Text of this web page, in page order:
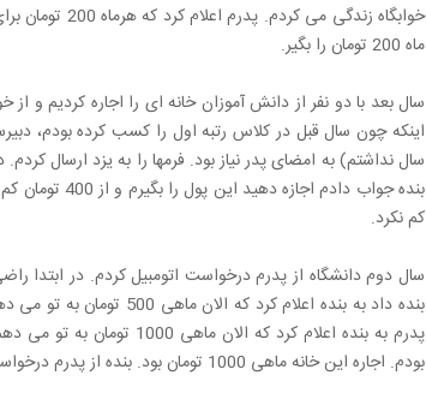
خوابگاه
ماه 200 تومان را بگیر.
سال نداشتم) به امضای پدر نیاز بود. فرمها را به یزد ارسال
کم نکرد.
سال دوم دانشگاه از پدرم درخواست اتومبیل کردم. در ابتدا
بنده داد به بنده
پدرم به بنده اعلام کرد
بودم. اجاره این خانه ماهی 1000 تومان بود. بنده از پدرم درخواست ماهیانه بیشتر نکردم.